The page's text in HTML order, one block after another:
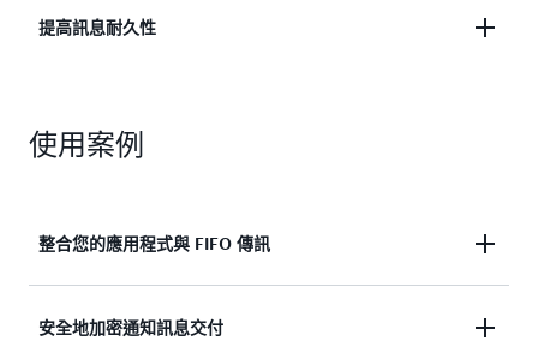
進一步了解
透過訊息篩選、批次處理、排序和重復資料刪除，簡
進一步了解
提高訊息耐久性
高訊息耐久性。
使用案例
整合您的應用程式與 FIFO 傳訊
以嚴格排序的先進先出 (FIFO) 法交付訊息，以維護獨
安全地加密通知訊息交付